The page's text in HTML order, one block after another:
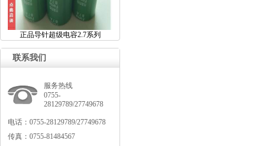
正品导针超级电容2.7系列
联系我们
服务热线
0755-
28129789/27749678
电话：0755-28129789/27749678
传真：0755-81484567